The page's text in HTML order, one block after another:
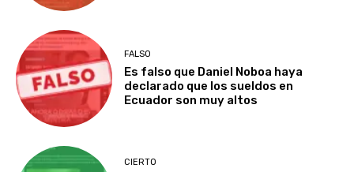
FALSO
Es falso que Daniel Noboa haya
declarado que los sueldos en
Ecuador son muy altos
CIERTO